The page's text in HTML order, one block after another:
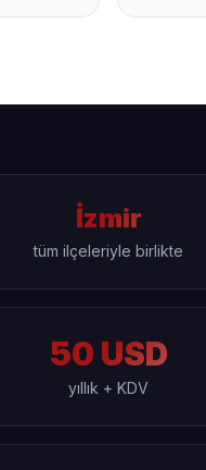
İzmir
tüm ilçeleriyle birlikte
50 USD
yıllık + KDV